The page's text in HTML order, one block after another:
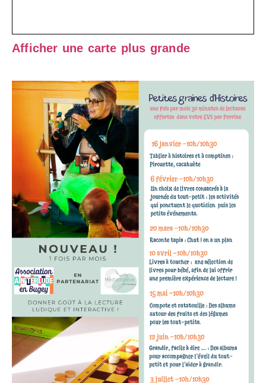
Afficher une carte plus grande